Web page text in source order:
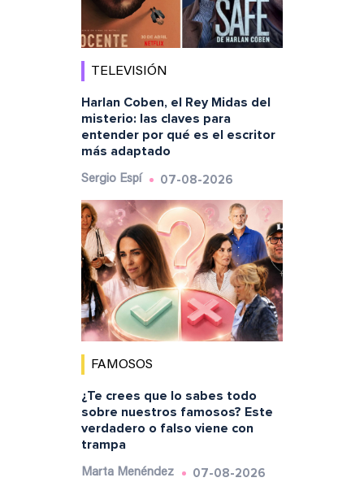
TELEVISIÓN
Harlan Coben, el Rey Midas del
misterio: las claves para
entender por qué es el escritor
más adaptado
Sergio Espí 07-08-2026
FAMOSOS
¿Te crees que lo sabes todo
sobre nuestros famosos? Este
verdadero o falso viene con
trampa
Marta Menéndez 07-08-2026